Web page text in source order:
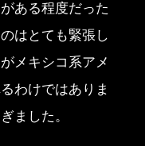
ある程度だった
はとても緊張し
メキシコ系アメ
わけではありま
ました。